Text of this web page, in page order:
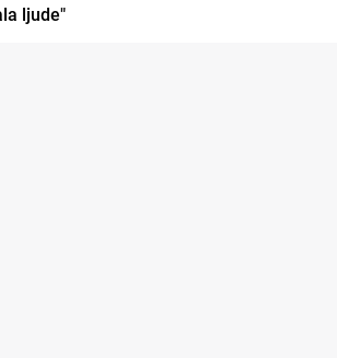
ljude"